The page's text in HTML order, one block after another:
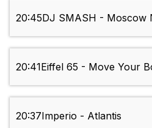
20:45DJ SMASH - Moscow
20:41Eiffel 65 - Move Your
20:37Imperio - Atlantis